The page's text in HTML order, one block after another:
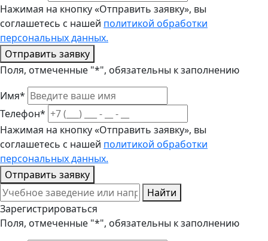
Нажимая на кнопку «Отправить заявку», вы
соглашетесь с нашей политикой обработки
персональных данных.
Отправить заявку
Поля, отмеченные "*", обязательны к заполнению
Имя*
Телефон*
Нажимая на кнопку «Отправить заявку», вы
соглашетесь с нашей политикой обработки
персональных данных.
Отправить заявку
Найти
Зарегистрироваться
Поля, отмеченные "*", обязательны к заполнению